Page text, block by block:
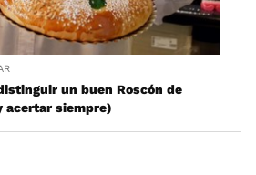
un buen Roscón de
acertar siempre)